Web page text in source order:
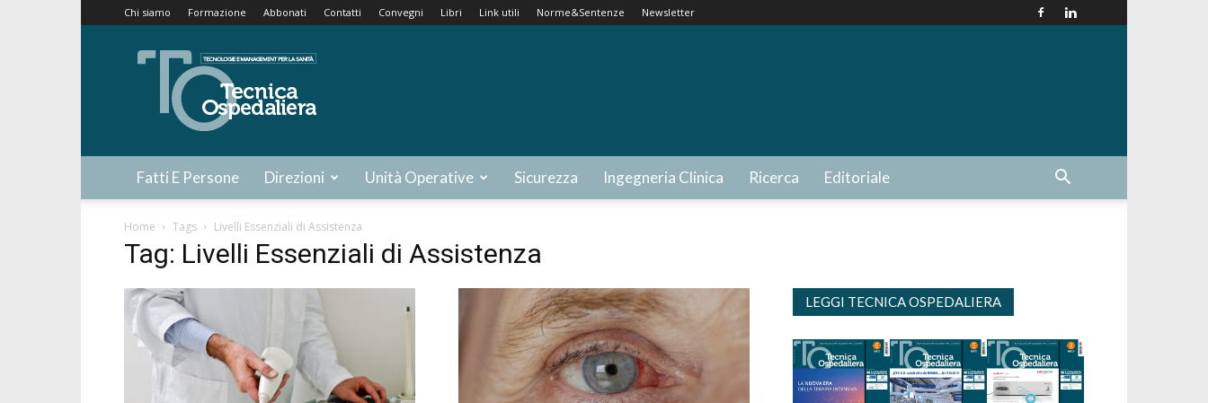
Chi siamo Formazione Abbonati Contatti Convegni Libri Link utili Norme&Sentenze Newsletter
Tecnica
Ospedaliera
Fatti E Persone Direzioni Unità Operative Sicurezza Ingegneria Clinica Ricerca Editoriale
Home Tags Livelli Essenziali di Assistenza
Tag: Livelli Essenziali di Assistenza
LEGGI TECNICA OSPEDALIERA